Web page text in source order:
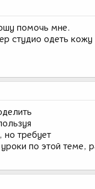
помочь мне.
студио одеть
но требует
по этой теме,